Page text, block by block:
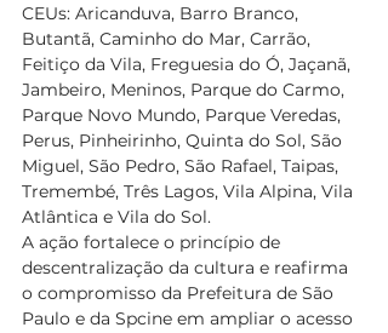
CEUs: Aricanduva, Barro Branco,
Butantã, Caminho do Mar, Carrão,
Feitiço da Vila, Freguesia do Ó, Jaçanã,
Jambeiro, Meninos, Parque do Carmo,
Parque Novo Mundo, Parque Veredas,
Perus, Pinheirinho, Quinta do Sol, São
Miguel, São Pedro, São Rafael, Taipas,
Tremembé, Três Lagos, Vila Alpina, Vila
Atlântica e Vila do Sol.
A ação fortalece o princípio de
descentralização da cultura e reafirma
o compromisso da Prefeitura de São
Paulo e da Spcine em ampliar o acesso